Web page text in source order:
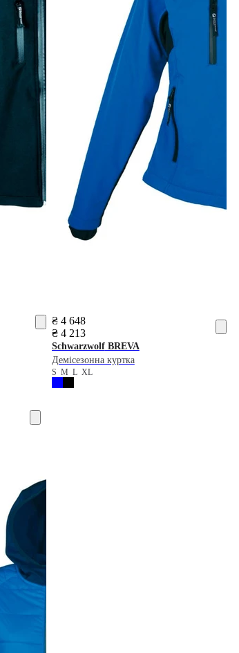
₴ 4 648
₴ 4 213
SchwarzwolfBREVA
Демісезонна куртка
S M L XL